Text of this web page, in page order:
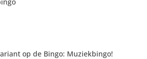
op de Bingo: Muziekbingo!